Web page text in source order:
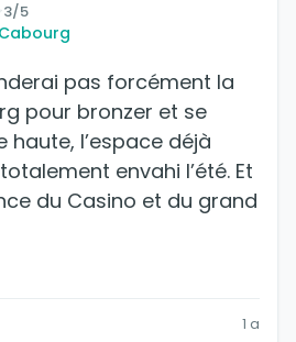
3/5
pas forcément la
pour bronzer et se
haute, l’espace déjà
envahi l’été. Et
du Casino et du grand
1 a